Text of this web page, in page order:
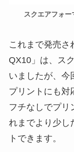
スクエアフォ
これまで発売さ
QX10」は、ス
いましたが、今
プリントにも対
フチなしでプリ
れまでより少し
トできます。